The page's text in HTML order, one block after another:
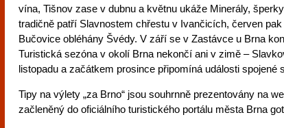
vína, Tišnov zase v dubnu a květnu ukáže Minerály,
tradičně patří Slavnostem chřestu v Ivančicích, červen
Bučovice obléhány Švédy. V září se v Zastávce u Brna
Turistická sezóna v okolí Brna nekončí ani v zimě –
listopadu a začátkem prosince připomíná události spojené
Tipy na výlety „za Brno“ jsou souhrnně prezentovány na
začleněný do oficiálního turistického portálu města Brna